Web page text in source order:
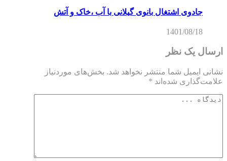
جادوی اشتغال بانوی گیلانی با آب ،خاک و آتش
1401/08/18
ارسال یک نظر
نشانی ایمیل شما منتشر نخواهد شد. بخش‌های موردنیاز
علامت‌گذاری شده‌اند *